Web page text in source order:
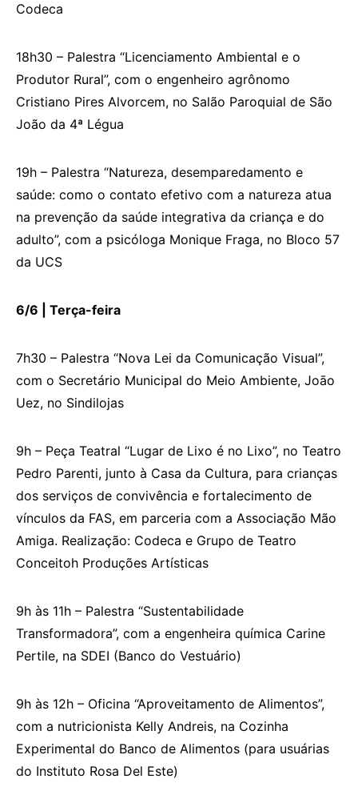
Codeca
18h30 – Palestra “Licenciamento Ambiental e o
Produtor Rural”, com o engenheiro agrônomo
Cristiano Pires Alvorcem, no Salão Paroquial de São
João da 4ª Légua
19h – Palestra “Natureza, desemparedamento e
saúde: como o contato efetivo com a natureza atua
na prevenção da saúde integrativa da criança e do
adulto”, com a psicóloga Monique Fraga, no Bloco 57
da UCS
6/6 | Terça-feira
7h30 – Palestra “Nova Lei da Comunicação Visual”,
com o Secretário Municipal do Meio Ambiente, Joāo
Uez, no Sindilojas
9h – Peça Teatral “Lugar de Lixo é no Lixo”, no Teatro
Pedro Parenti, junto à Casa da Cultura, para crianças
dos serviços de convivência e fortalecimento de
vínculos da FAS, em parceria com a Associação Mão
Amiga. Realização: Codeca e Grupo de Teatro
Conceitoh Produções Artísticas
9h às 11h – Palestra “Sustentabilidade
Transformadora”, com a engenheira química Carine
Pertile, na SDEI (Banco do Vestuário)
9h às 12h – Oficina “Aproveitamento de Alimentos”,
com a nutricionista Kelly Andreis, na Cozinha
Experimental do Banco de Alimentos (para usuárias
do Instituto Rosa Del Este)